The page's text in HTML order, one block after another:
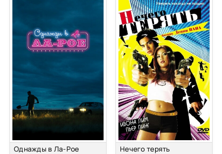
Однажды в Ла-Рое Нечего терять